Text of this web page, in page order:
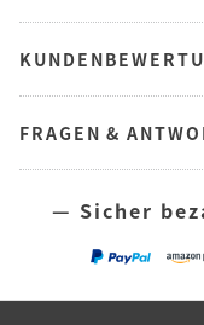
FRAGEN &
— Sicher